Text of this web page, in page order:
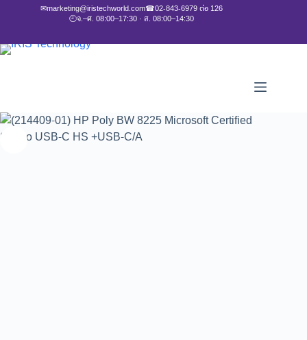
✉marketing@iristechworld.com☎02-843-6979 ต่อ 126
🕘จ.–ศ. 08:00–17:30 · ส. 08:00–14:30